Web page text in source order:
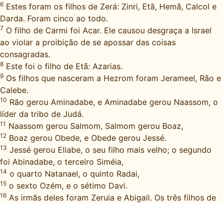
6 Estes foram os filhos de Zerá: Zinri, Etã, Hemã, Calcol e
Darda. Foram cinco ao todo.
7 O filho de Carmi foi Acar. Ele causou desgraça a Israel
ao violar a proibição de se apossar das coisas
consagradas.
8 Este foi o filho de Etã: Azarias.
9 Os filhos que nasceram a Hezrom foram Jerameel, Rão e
Calebe.
10 Rão gerou Aminadabe, e Aminadabe gerou Naassom, o
líder da tribo de Judá.
11 Naassom gerou Salmom, Salmom gerou Boaz,
12 Boaz gerou Obede, e Obede gerou Jessé.
13 Jessé gerou Eliabe, o seu filho mais velho; o segundo
foi Abinadabe, o terceiro Siméia,
14 o quarto Natanael, o quinto Radai,
15 o sexto Ozém, e o sétimo Davi.
16 As irmãs deles foram Zeruia e Abigail. Os três filhos de